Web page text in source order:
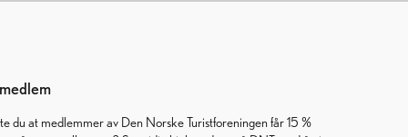
du at medlemmer av Den Norske Turistforeningen får 15 %